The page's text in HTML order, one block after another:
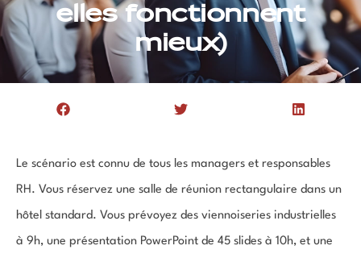
elles fonctionnent
mieux)
Le scénario est connu de tous les managers et responsables
RH. Vous réservez une salle de réunion rectangulaire dans un
hôtel standard. Vous prévoyez des viennoiseries industrielles
à 9h, une présentation PowerPoint de 45 slides à 10h, et une